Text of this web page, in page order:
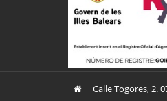
Calle Togores, 2.